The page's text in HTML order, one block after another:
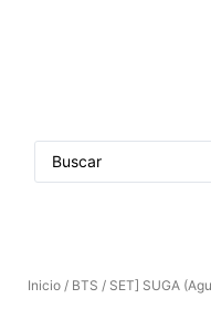
Inicio / BTS / SET] SUGA